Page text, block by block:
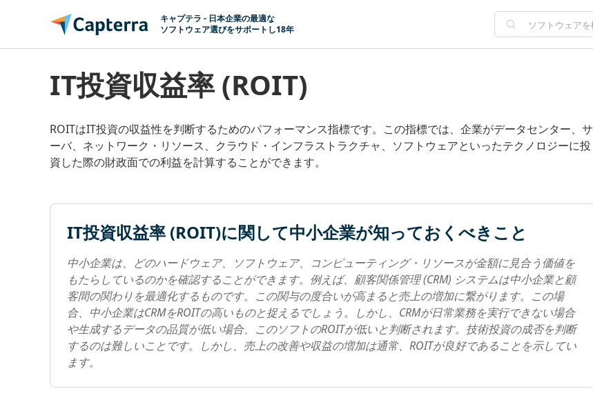
コンテンツに移動
キャプテラ - 日本企業の最適な
ソフトウェア選びをサポートし18年
IT投資収益率 (ROIT)
ROITはIT投資の収益性を判断するためのパフォーマンス指標です。この指標では、企業がデータセンター、サ
ーバ、ネットワーク・リソース、クラウド・インフラストラクチャ、ソフトウェアといったテクノロジーに投
資した際の財政面での利益を計算することができます。
IT投資収益率 (ROIT)に関して中小企業が知っておくべきこと
中小企業は、どのハードウェア、ソフトウェア、コンピューティング・リソースが金額に見合う価値を
もたらしているのかを確認することができます。例えば、顧客関係管理 (CRM) システムは中小企業と顧
客間の関わりを最適化するものです。この関与の度合いが高まると売上の増加に繋がります。この場
合、中小企業はCRMをROITの高いものと捉えるでしょう。しかし、CRMが日常業務を実行できない場合
や生成するデータの品質が低い場合、このソフトのROITが低いと判断されます。技術投資の成否を判断
するのは難しいことです。しかし、売上の改善や収益の増加は通常、ROITが良好であることを示してい
ます。